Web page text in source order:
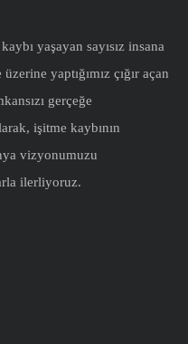
yaşayan sayısız insana
yaptığımız çığır açan
gerçeğe
işitme kaybının
vizyonumuzu
ilerliyoruz.